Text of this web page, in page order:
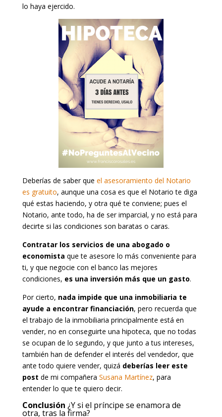
lo haya ejercido.
Deberías de saber que el asesoramiento del Notario
es gratuito, aunque una cosa es que el Notario te diga
qué estas haciendo, y otra qué te conviene; pues el
Notario, ante todo, ha de ser imparcial, y no está para
decirte si las condiciones son baratas o caras.
Contratar los servicios de una abogado o
economista que te asesore lo más conveniente para
ti, y que negocie con el banco las mejores
condiciones, es una inversión más que un gasto.
Por cierto, nada impide que una inmobiliaria te
ayude a encontrar financiación, pero recuerda que
el trabajo de la inmobiliaria principalmente está en
vender, no en conseguirte una hipoteca, que no todas
se ocupan de lo segundo, y que junto a tus intereses,
también han de defender el interés del vendedor, que
ante todo quiere vender, quizá deberías leer este
post de mi compañera Susana Martínez, para
entender lo que te quiero decir.
Conclusión ¿Y si el príncipe se enamora de
otra, tras la firma?